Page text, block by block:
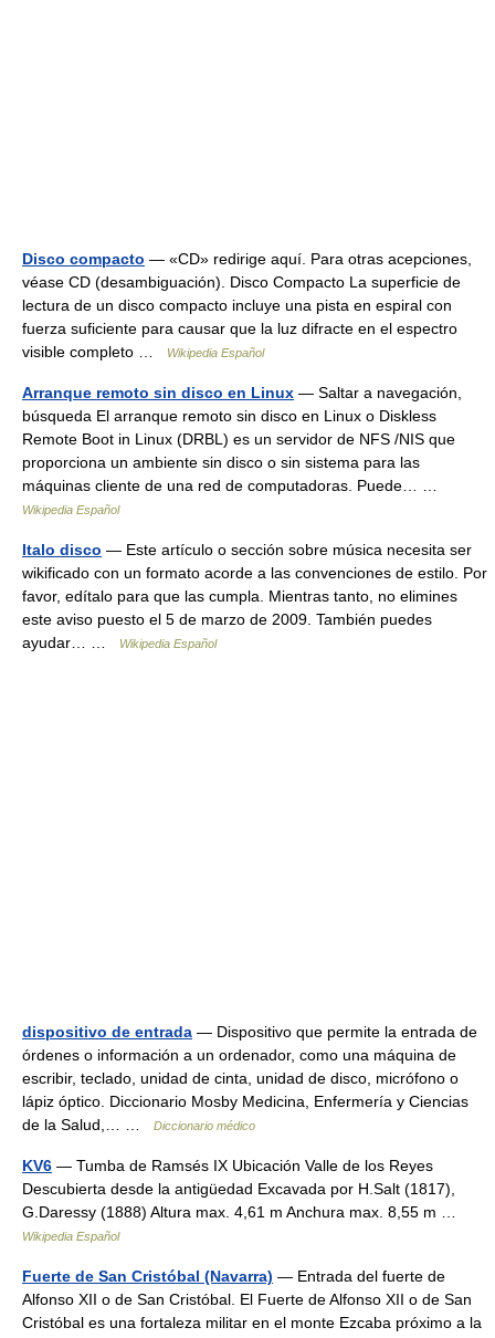
Disco compacto — «CD» redirige aquí. Para otras acepciones,
véase CD (desambiguación). Disco Compacto La superficie de
lectura de un disco compacto incluye una pista en espiral con
fuerza suficiente para causar que la luz difracte en el espectro
visible completo …
Wikipedia Español
Arranque remoto sin disco en Linux — Saltar a navegación,
búsqueda El arranque remoto sin disco en Linux o Diskless
Remote Boot in Linux (DRBL) es un servidor de NFS /NIS que
proporciona un ambiente sin disco o sin sistema para las
máquinas cliente de una red de computadoras. Puede… …
Wikipedia Español
Italo disco — Este artículo o sección sobre música necesita ser
wikificado con un formato acorde a las convenciones de estilo. Por
favor, edítalo para que las cumpla. Mientras tanto, no elimines
este aviso puesto el 5 de marzo de 2009. También puedes
ayudar… …
Wikipedia Español
dispositivo de entrada — Dispositivo que permite la entrada de
órdenes o información a un ordenador, como una máquina de
escribir, teclado, unidad de cinta, unidad de disco, micrófono o
lápiz óptico. Diccionario Mosby Medicina, Enfermería y Ciencias
de la Salud,… …
Diccionario médico
KV6 — Tumba de Ramsés IX Ubicación Valle de los Reyes
Descubierta desde la antigüedad Excavada por H.Salt (1817),
G.Daressy (1888) Altura max. 4,61 m Anchura max. 8,55 m …
Wikipedia Español
Fuerte de San Cristóbal (Navarra) — Entrada del fuerte de
Alfonso XII o de San Cristóbal. El Fuerte de Alfonso XII o de San
Cristóbal es una fortaleza militar en el monte Ezcaba próximo a la